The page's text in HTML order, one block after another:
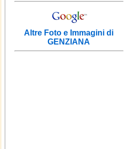
Altre Foto e Immagini di
GENZIANA